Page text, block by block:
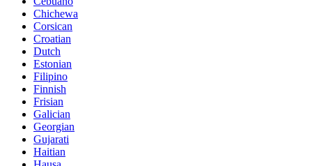
Chichewa
Corsican
Croatian
Dutch
Estonian
Filipino
Finnish
Frisian
Galician
Georgian
Gujarati
Haitian